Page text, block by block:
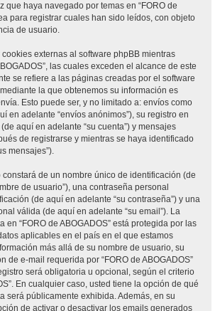
que haya navegado por temas en “FORO de
para registrar cuales han sido leídos, con objeto
de usuario.
externas al software phpBB mientras
las cuales exceden el alcance de este
se refiere a las páginas creadas por el software
la que obtenemos su información es
Esto puede ser, y no limitado a: envíos como
en adelante “envíos anónimos”), su registro en
(de aquí en adelante “su cuenta”) y mensajes
de registrarse y mientras se haya identificado
mensajes”).
de un nombre único de identificación (de
de usuario”), una contraseña personal
(de aquí en adelante “su contraseña”) y una
válida (de aquí en adelante “su email”). La
en “FORO de ABOGADOS” está protegida por las
aplicables en el país en el que estamos
más allá de su nombre de usuario, su
de e-mail requerida por “FORO de ABOGADOS”
será obligatoria u opcional, según el criterio
En cualquier caso, usted tiene la opción de qué
será públicamente exhibida. Además, en su
de activar o desactivar los emails generados